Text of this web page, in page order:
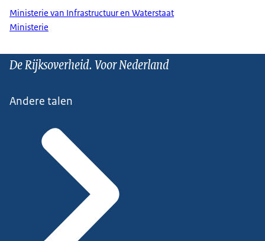
Ministerie van Infrastructuur en Waterstaat
Ministerie
De Rijksoverheid. Voor Nederland
Andere talen